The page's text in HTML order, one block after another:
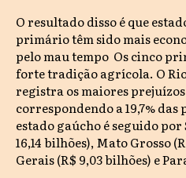
O resultado disso é que
primário têm sido mais
pelo mau tempo Os cinco
forte tradição agrícola. O
registra os maiores
correspondendo a 19,7%
estado gaúcho é seguido
16,14 bilhões), Mato Grosso
Gerais (R$ 9,03 bilhões) e